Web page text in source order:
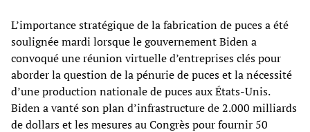
L’importance stratégique de la fabrication de puces a été
soulignée mardi lorsque le gouvernement Biden a
convoqué une réunion virtuelle d’entreprises clés pour
aborder la question de la pénurie de puces et la nécessité
d’une production nationale de puces aux États-Unis.
Biden a vanté son plan d’infrastructure de 2.000 milliards
de dollars et les mesures au Congrès pour fournir 50